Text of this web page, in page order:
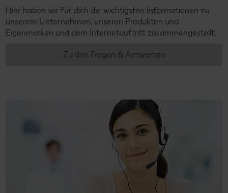
Hier haben wir für dich die wichtigsten Informationen zu
unserem Unternehmen, unseren Produkten und
Eigenmarken und dem Internetauftritt zusammengestellt.
Zu den Fragen & Antworten